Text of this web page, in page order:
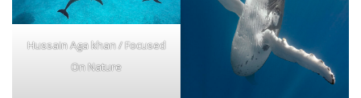
Hussain Aga khan / Focused
On Nature